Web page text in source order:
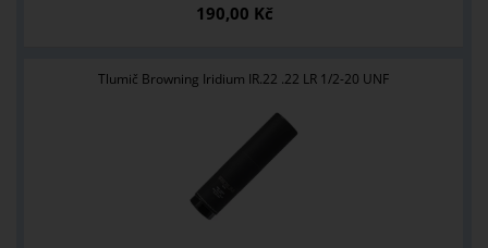
190,00 Kč
Tlumič Browning Iridium IR.22 .22 LR 1/2-20 UNF